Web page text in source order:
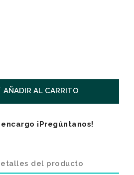
AÑADIR AL CARRITO
¡Pregúntanos!
del producto